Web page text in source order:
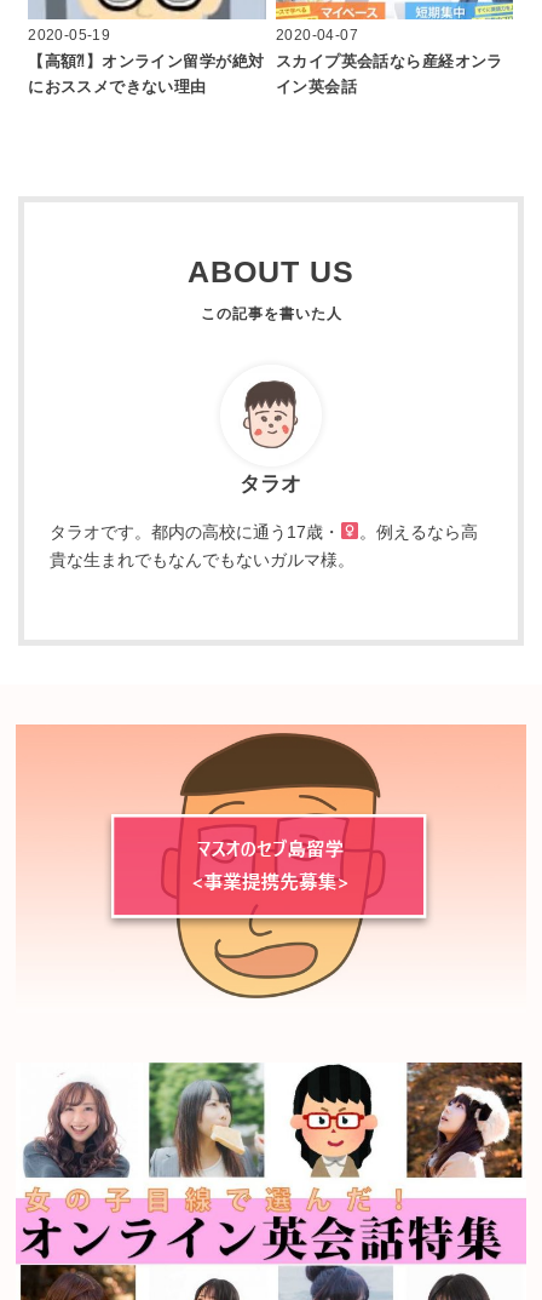
2020-05-19
【高額⁈】オンライン留学が絶対
におススメできない理由
2020-04-07
スカイプ英会話なら産経オンラ
イン英会話
ABOUT US
タラオ
タラオです。都内の高校に通う17歳・
。例えるなら高
貴な生まれでもなんでもないガルマ様。